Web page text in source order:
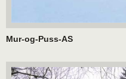
Mur-og-Puss-AS